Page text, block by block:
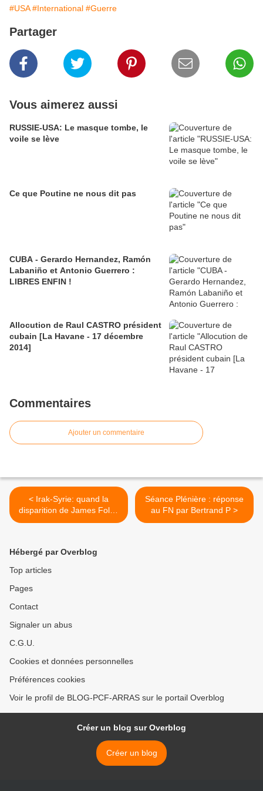
#USA #International #Guerre
Partager
Vous aimerez aussi
RUSSIE-USA: Le masque tombe, le
voile se lève
Ce que Poutine ne nous dit pas
CUBA - Gerardo Hernandez, Ramón
Labaniño et Antonio Guerrero :
LIBRES ENFIN !
Allocution de Raul CASTRO président
cubain [La Havane - 17 décembre
2014]
Commentaires
Ajouter un commentaire
< Irak-Syrie: quand la
disparition de James Foley
était l’oeuvre de Bachar al-
Séance Plénière : réponse
au FN par Bertrand P >
Hébergé par Overblog
Top articles
Pages
Contact
Signaler un abus
C.G.U.
Cookies et données personnelles
Préférences cookies
Voir le profil de BLOG-PCF-ARRAS sur le portail Overblog
Créer un blog sur Overblog
Créer un blog